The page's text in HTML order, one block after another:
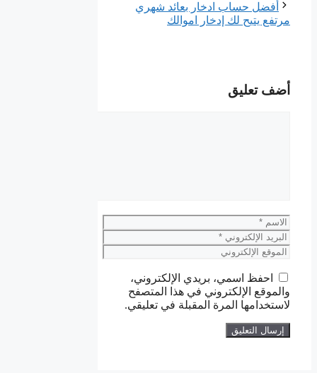
أفضل حساب ادخار بعائد شهري
مرتفع يتيح لك إدخار اموالك
أضف تعليق
الاسم
البريد
الإلكتروني
الموقع
احفظ اسمي، بريدي الإلكتروني،
والموقع الإلكتروني في هذا المتصفح
لاستخدامها المرة المقبلة في تعليقي.